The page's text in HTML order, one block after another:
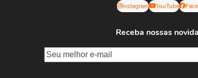
Instagram YouTube
Receba nossas